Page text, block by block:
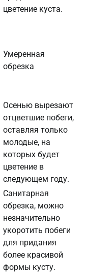
цветение куста.
Умеренная
обрезка
Осенью вырезают
отцветшие побеги,
оставляя только
молодые, на
которых будет
цветение в
следующем году.
Санитарная
обрезка, можно
незначительно
укоротить побеги
для придания
более красивой
формы кусту.